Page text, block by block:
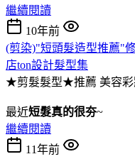
繼續閱讀
10年前
(剪染)"短頭髮造型推薦"
店ton設計髮型集
★剪髮髮型★推薦 美容
最近短髮真的很夯~
繼續閱讀
11年前